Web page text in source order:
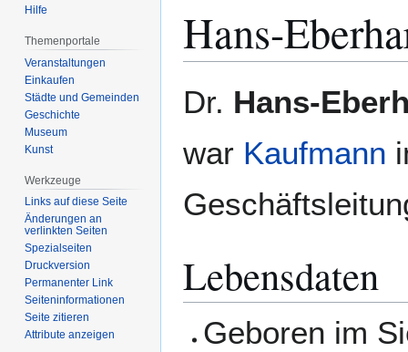
Hans-
Navigation
Suche
Dr. Hans-
war Kaufmann
Lebensdaten
Geboren im
Hilfe
Themenportale
Veranstaltungen
Einkaufen
Städte und Gemeinden
Geschichte
Museum
Kunst
Werkzeuge
Links auf diese Seite
Änderungen an
verlinkten Seiten
Spezialseiten
Druckversion
Permanenter Link
Seiten­­informationen
Seite zitieren
Attribute anzeigen